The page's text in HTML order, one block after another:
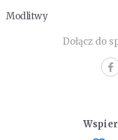
Modlitwy
Dołącz do